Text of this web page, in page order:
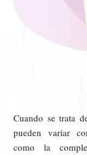
Cuando se trata
pueden variar
como la